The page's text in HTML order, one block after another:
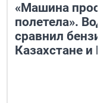
«Машина
полетела».
сравнил
Казахстане и